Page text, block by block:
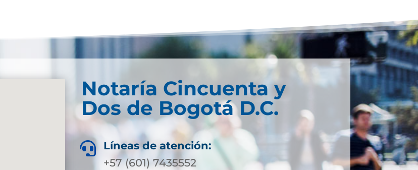
Notaría Cincuenta y
Dos de Bogotá D.C.

Líneas de atención:
+57 (601) 7435552